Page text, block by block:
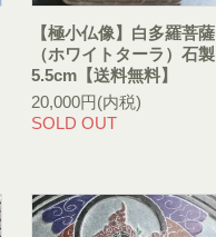
【極小仏像】白多羅菩薩
（ホワイトターラ）石製
5.5cm【送料無料】
20,000円(内税)
SOLD OUT